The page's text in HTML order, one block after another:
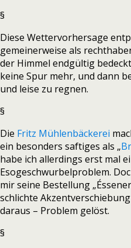
§
Diese Wettervorhersage
gemeinerweise als
der Himmel endgültig
keine Spur mehr, und dann
und leise zu regnen.
§
Die Fritz Mühlenbäckerei
ein besonders saftiges als „
habe ich allerdings erst mal
Esogeschwurbelproblem.
mir seine Bestellung
schlichte
daraus – Problem gelöst.
§